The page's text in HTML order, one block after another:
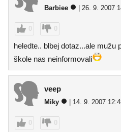
Barbiee | 26. 9. 2007
0 0
heledte.. blbej dotaz...ale mužu
škole nas neinformovali
veep
Miky | 14. 9. 2007
0 0